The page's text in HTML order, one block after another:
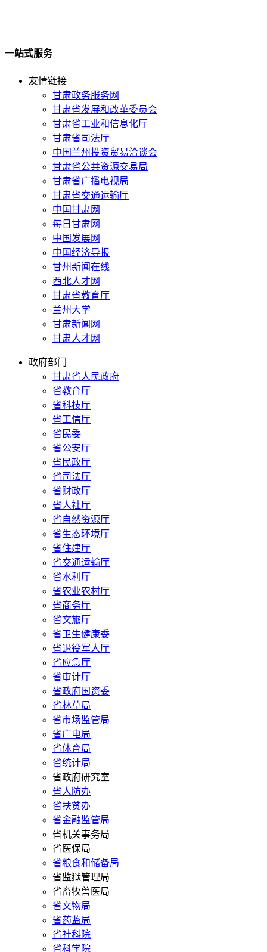
一站式服务
友情链接
甘肃政务服务网
甘肃省发展和改革委员会
甘肃省工业和信息化厅
甘肃省司法厅
中国兰州投资贸易洽谈会
甘肃省公共资源交易局
甘肃省广播电视局
甘肃省交通运输厅
中国甘肃网
每日甘肃网
中国发展网
中国经济导报
甘州新闻在线
西北人才网
甘肃省教育厅
兰州大学
甘肃新闻网
甘肃人才网
政府部门
甘肃省人民政府
省教育厅
省科技厅
省工信厅
省民委
省公安厅
省民政厅
省司法厅
省财政厅
省人社厅
省自然资源厅
省生态环境厅
省住建厅
省交通运输厅
省水利厅
省农业农村厅
省商务厅
省文旅厅
省卫生健康委
省退役军人厅
省应急厅
省审计厅
省政府国资委
省林草局
省市场监管局
省广电局
省体育局
省统计局
省政府研究室
省人防办
省扶贫办
省金融监管局
省机关事务局
省医保局
省粮食和储备局
省监狱管理局
省畜牧兽医局
省文物局
省药监局
省社科院
省科学院